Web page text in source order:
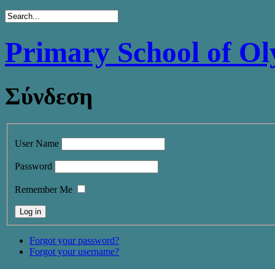
Primary School of
Σύνδεση
User Name
Password
Remember Me
Forgot your password?
Forgot your username?